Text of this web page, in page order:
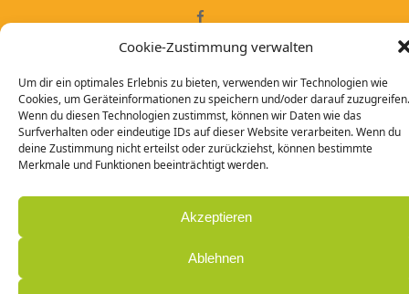
Cookie-Zustimmung verwalten
Um dir ein optimales Erlebnis zu bieten, verwenden wir Technologien wie
Cookies, um Geräteinformationen zu speichern und/oder darauf zuzugreifen.
Wenn du diesen Technologien zustimmst, können wir Daten wie das
Surfverhalten oder eindeutige IDs auf dieser Website verarbeiten. Wenn du
deine Zustimmung nicht erteilst oder zurückziehst, können bestimmte
Merkmale und Funktionen beeinträchtigt werden.
Akzeptieren
Ablehnen
© Zentrum Annette Blasius